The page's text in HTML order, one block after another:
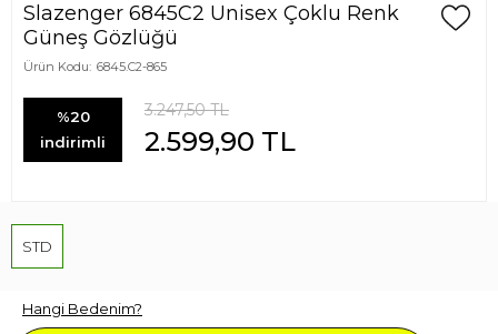
Slazenger 6845C2 Unisex Çoklu Renk
Güneş Gözlüğü
Ürün Kodu: 6845.C2-865
%20
indirimli
3.247,50TL
2.599,90 TL
STD
Hangi Bedenim?